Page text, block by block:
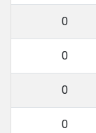
0
0
0
0